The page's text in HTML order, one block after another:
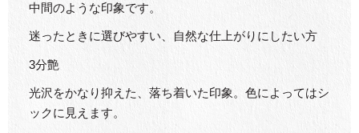
中間のような印象です。
迷ったときに選びやすい、自然な仕上がりにしたい方
3分艶
光沢をかなり抑えた、落ち着いた印象。色によってはシ
ックに見えます。